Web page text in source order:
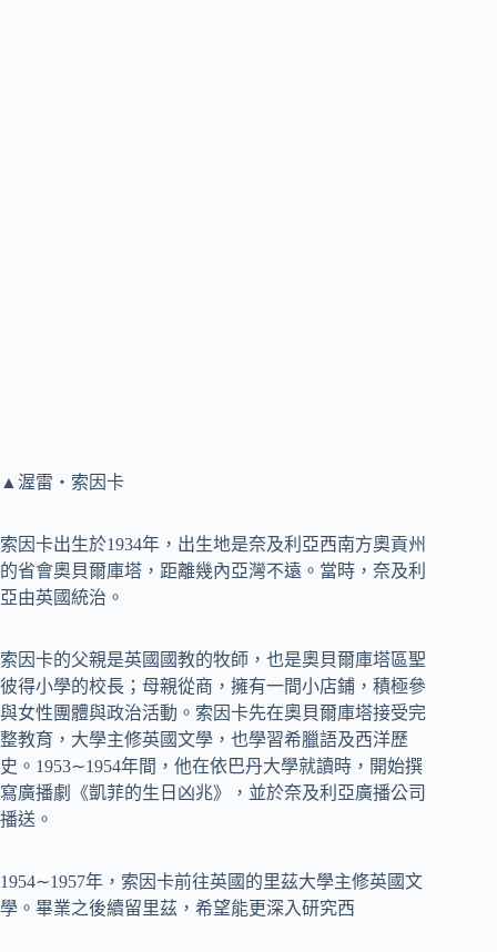
▲渥雷‧索因卡
索因卡出生於1934年，出生地是奈及利亞西南方奧貢州
的省會奧貝爾庫塔，距離幾內亞灣不遠。當時，奈及利
亞由英國統治。
索因卡的父親是英國國教的牧師，也是奧貝爾庫塔區聖
彼得小學的校長；母親從商，擁有一間小店鋪，積極參
與女性團體與政治活動。索因卡先在奧貝爾庫塔接受完
整教育，大學主修英國文學，也學習希臘語及西洋歷
史。1953∼1954年間，他在依巴丹大學就讀時，開始撰
寫廣播劇《凱菲的生日凶兆》，並於奈及利亞廣播公司
播送。
1954∼1957年，索因卡前往英國的里茲大學主修英國文
學。畢業之後續留里茲，希望能更深入研究西